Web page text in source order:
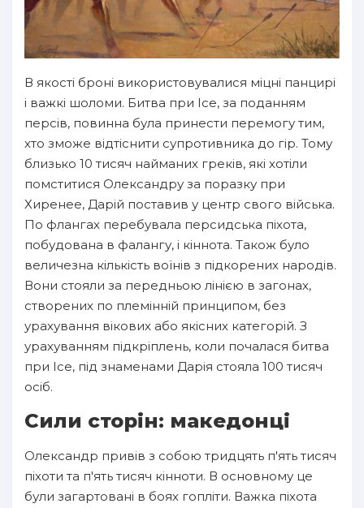
В якості броні використовувалися міцні панцирі
і важкі шоломи. Битва при Ісе, за поданням
персів, повинна була принести перемогу тим,
хто зможе відтіснити супротивника до гір. Тому
близько 10 тисяч найманих греків, які хотіли
помститися Олександру за поразку при
Хиренее, Дарій поставив у центр свого війська.
По флангах перебувала персидська піхота,
побудована в фалангу, і кіннота. Також було
величезна кількість воїнів з підкорених народів.
Вони стояли за передньою лінією в загонах,
створених по племінній принципом, без
урахування вікових або якісних категорій. З
урахуванням підкріплень, коли почалася битва
при Ісе, під знаменами Дарія стояла 100 тисяч
осіб.
Сили сторін: македонці
Олександр привів з собою тридцять п'ять тисяч
піхоти та п'ять тисяч кінноти. В основному це
були загартовані в боях гопліти. Важка піхота